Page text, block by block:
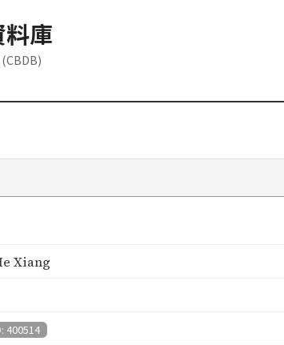
庫
Xiang
400514